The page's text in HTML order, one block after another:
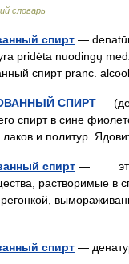
словарь
спирт —
pridėta nuodingų
спирт pranc.
СПИРТ —
спирт в сине
лаков и политур.
спирт —
растворимые в
спирт —